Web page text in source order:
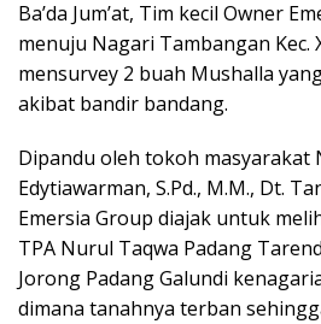
Ba’da Jum’at, Tim kecil Owner
menuju Nagari Tambangan Kec.
mensurvey 2 buah Mushalla
akibat bandir bandang.
Dipandu oleh tokoh masyarakat
Edytiawarman, S.Pd., M.M., Dt.
Emersia Group diajak untuk
TPA Nurul Taqwa Padang
Jorong Padang Galundi
dimana tanahnya terban